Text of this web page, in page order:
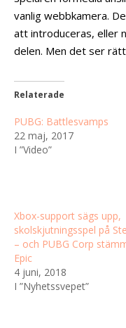
vanlig webbkamera.
att introduceras, eller
delen. Men det ser
Relaterade
PUBG: Battlesvamps
22 maj, 2017
I ”Video”
Xbox-support sägs upp,
skolskjutningsspel på
– och PUBG Corp
Epic
4 juni, 2018
I ”Nyhetssvepet”